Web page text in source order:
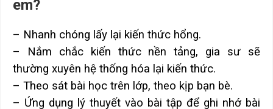
em?
– Nhanh chóng lấy lại kiến thức hổng.
– Nắm chắc kiến thức nền tảng, gia sư sẽ
thường xuyên hệ thống hóa lại kiến thức.
– Theo sát bài học trên lớp, theo kịp bạn bè.
– Ứng dụng lý thuyết vào bài tập để ghi nhớ bài